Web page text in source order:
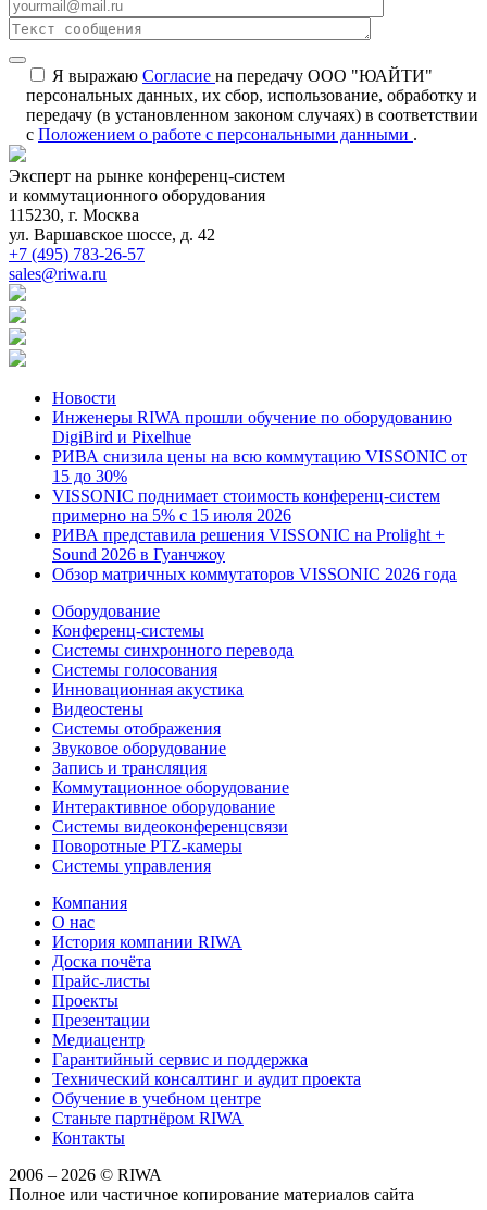
Я выражаю Согласие на передачу ООО "ЮАЙТИ"
персональных данных, их сбор, использование, обработку и
передачу (в установленном законом случаях) в соответствии
с Положением о работе с персональными данными .
Эксперт на рынке конференц-систем
и коммутационного оборудования
115230, г. Москва
ул. Варшавское шоссе, д. 42
+7 (495) 783-26-57
sales@riwa.ru
Новости
Инженеры RIWA прошли обучение по оборудованию
DigiBird и Pixelhue
РИВА снизила цены на всю коммутацию VISSONIC от
15 до 30%
VISSONIC поднимает стоимость конференц-систем
примерно на 5% с 15 июля 2026
РИВА представила решения VISSONIC на Prolight +
Sound 2026 в Гуанчжоу
Обзор матричных коммутаторов VISSONIC 2026 года
Оборудование
Конференц-системы
Системы синхронного перевода
Системы голосования
Инновационная акустика
Видеостены
Системы отображения
Звуковое оборудование
Запись и трансляция
Коммутационное оборудование
Интерактивное оборудование
Системы видеоконференцсвязи
Поворотные PTZ-камеры
Системы управления
Компания
О нас
История компании RIWA
Доска почёта
Прайс-листы
Проекты
Презентации
Медиацентр
Гарантийный сервис и поддержка
Технический консалтинг и аудит проекта
Обучение в учебном центре
Станьте партнёром RIWA
Контакты
2006 – 2026 © RIWA
Полное или частичное копирование материалов сайта